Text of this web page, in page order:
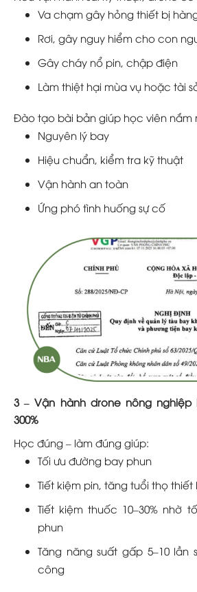
Va chạm gây hỏng thiết bị
Rơi, gây nguy hiểm cho con
Gây cháy nổ pin, chập điện
Làm thiệt hại mùa vụ hoặc tài
Đào tạo bài bản giúp học viên nắm
Nguyên lý bay
Hiệu chuẩn, kiểm tra kỹ thuật
Vận hành an toàn
Ứng phó tình huống sự cố
3 – Vận hành drone nông nghiệp
300%
Học đúng – làm đúng giúp:
Tối ưu đường bay phun
Tiết kiệm pin, tăng tuổi thọ thiết
Tiết kiệm thuốc 10–30% nhờ
phun
Tăng năng suất gấp 5–10
công